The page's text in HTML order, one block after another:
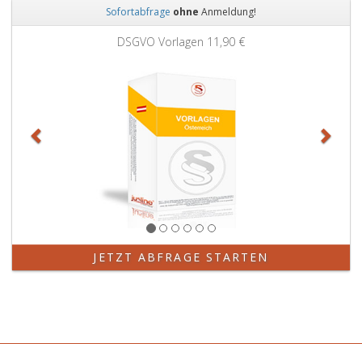
Sofortabfrage ohne Anmeldung!
DSGVO Vorlagen 11,90 €
JETZT ABFRAGE STARTEN